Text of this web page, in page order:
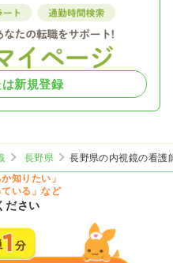
新規登録
長野県
長野県の内視鏡の看護
知りたい」
ている」など
ださい